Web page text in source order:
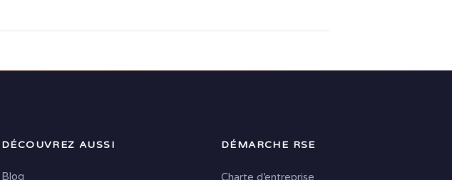
DÉCOUVREZ AUSSI
Blog
DÉMARCHE RSE
Charte d’entreprise